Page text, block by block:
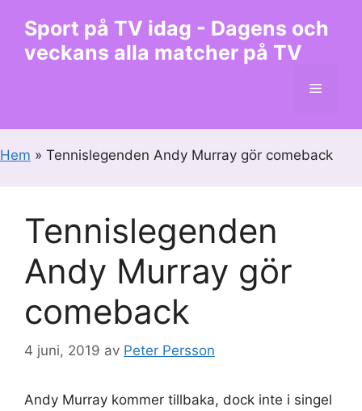
innehåll
Sport på TV idag - Dagens och
veckans alla matcher på TV
Meny
Hem » Tennislegenden Andy Murray gör comeback
Tennislegenden
Andy Murray gör
comeback
4 juni, 2019 av Peter Persson
Andy Murray kommer tillbaka, dock inte i singel